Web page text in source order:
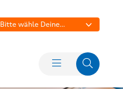
Bitte wähle Deine